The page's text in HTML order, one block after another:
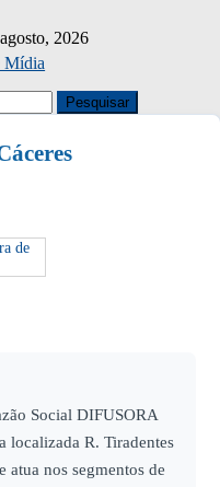
2026
Social DIFUSORA
localizada R. Tiradentes
nos segmentos de